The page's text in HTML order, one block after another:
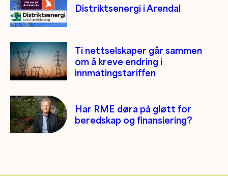
Distriktsenergi i Arendal
Ti nettselskaper går sammen
om å kreve endring i
innmatingstariffen
Har RME døra på gløtt for
beredskap og finansiering?